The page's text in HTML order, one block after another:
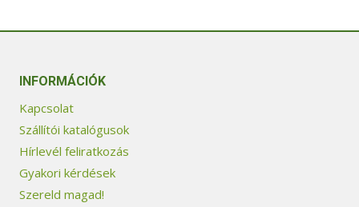
INFORMÁCIÓK
Kapcsolat
Szállítói katalógusok
Hírlevél feliratkozás
Gyakori kérdések
Szereld magad!